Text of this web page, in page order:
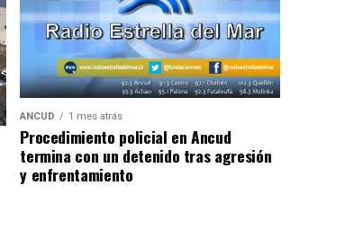
ANCUD 1 mes atrás
Procedimiento policial en Ancud
termina con un detenido tras agresión
y enfrentamiento